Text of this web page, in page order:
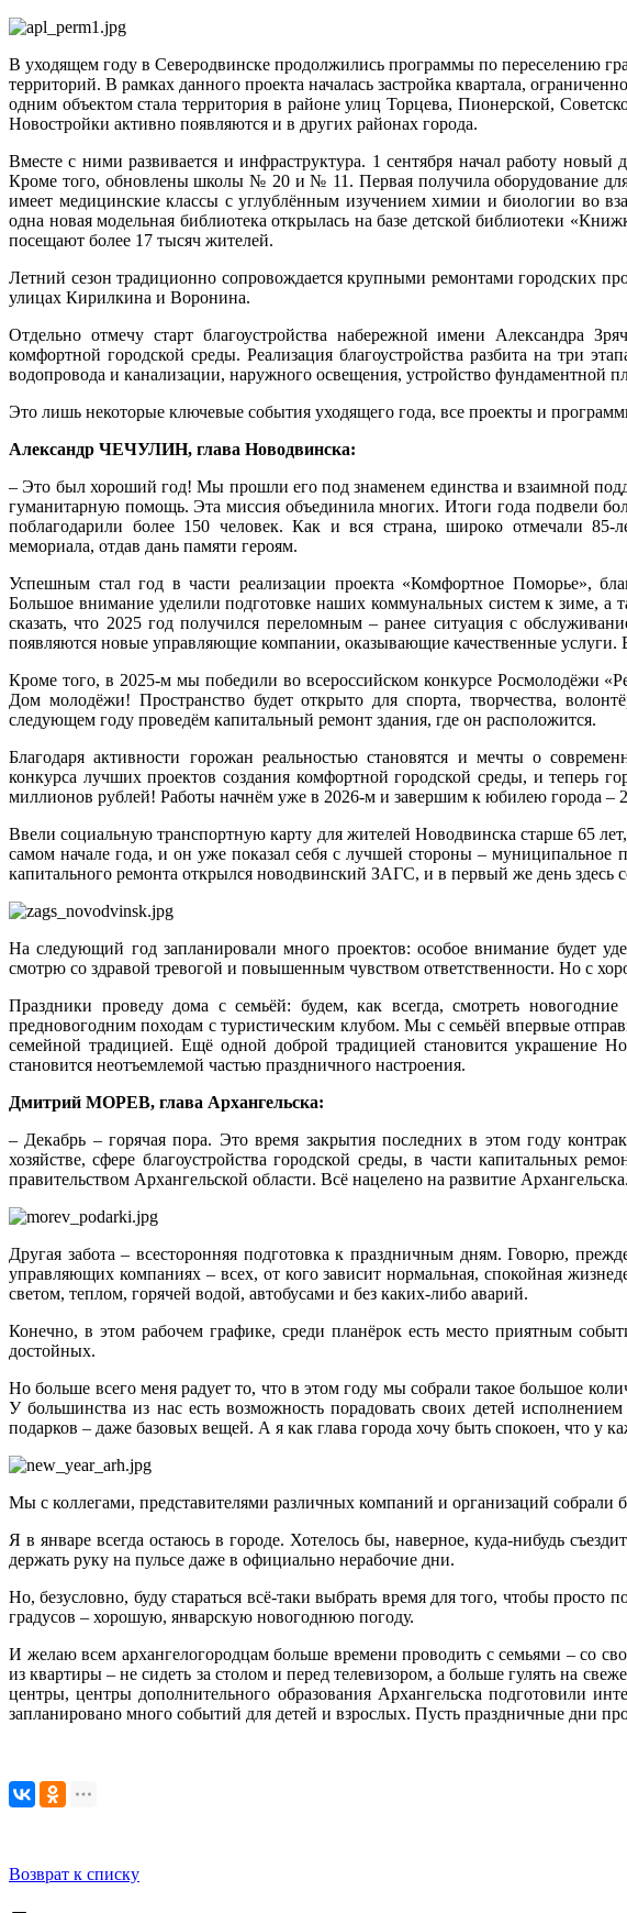
В уходящем году в Северодвинске продолжились программы по переселению
территорий. В рамках данного проекта началась застройка квартала,
одним объектом стала территория в районе улиц Торцева, Пионерской,
Новостройки активно появляются и в других районах города.
Вместе с ними развивается и инфраструктура. 1 сентября начал работу
Кроме того, обновлены школы № 20 и № 11. Первая получила оборудование
имеет медицинские классы с углублённым изучением химии и биологии во
одна новая модельная библиотека открылась на базе детской библиотеки
посещают более 17 тысяч жителей.
Летний сезон традиционно сопровождается крупными ремонтами городских
улицах Кирилкина и Воронина.
Отдельно отмечу старт благоустройства набережной имени Александра
комфортной городской среды. Реализация благоустройства разбита на три
водопровода и канализации, наружного освещения, устройство фундаментной
Это лишь некоторые ключевые события уходящего года, все проекты и
Александр ЧЕЧУЛИН, глава Новодвинска:
– Это был хороший год! Мы прошли его под знаменем единства и взаимной
гуманитарную помощь. Эта миссия объединила многих. Итоги года подвели
поблагодарили более 150 человек. Как и вся страна, широко отмечали
мемориала, отдав дань памяти героям.
Успешным стал год в части реализации проекта «Комфортное Поморье»,
Большое внимание уделили подготовке наших коммунальных систем к зиме,
сказать, что 2025 год получился переломным – ранее ситуация с
появляются новые управляющие компании, оказывающие качественные
Кроме того, в 2025‑м мы победили во всероссийском конкурсе Росмолодёжи
Дом молодёжи! Пространство будет открыто для спорта, творчества,
следующем году проведём капитальный ремонт здания, где он расположится.
Благодаря активности горожан реальностью становятся и мечты о
конкурса лучших проектов создания комфортной городской среды, и теперь
миллионов рублей! Работы начнём уже в 2026‑м и завершим к юбилею города –
Ввели социальную транспортную карту для жителей Новодвинска старше 65
самом начале года, и он уже показал себя с лучшей стороны –
капитального ремонта открылся новодвинский ЗАГС, и в первый же день здесь
На следующий год запланировали много проектов: особое внимание будет
смотрю со здравой тревогой и повышенным чувством ответственности. Но с
Праздники проведу дома с семьёй: будем, как всегда, смотреть
предновогодним походам с туристическим клубом. Мы с семьёй впервые
семейной традицией. Ещё одной доброй традицией становится украшение
становится неотъемлемой частью праздничного настроения.
Дмитрий МОРЕВ, глава Архангельска:
– Декабрь – горячая пора. Это время закрытия последних в этом году
хозяйстве, сфере благоустройства городской среды, в части капитальных
правительством Архангельской области. Всё нацелено на развитие
Другая забота – всесторонняя подготовка к праздничным дням. Говорю,
управляющих компаниях – всех, от кого зависит нормальная, спокойная
светом, теплом, горячей водой, автобусами и без каких‑либо аварий.
Конечно, в этом рабочем графике, среди планёрок есть место приятным
достойных.
Но больше всего меня радует то, что в этом году мы собрали такое большое
У большинства из нас есть возможность порадовать своих детей
подарков – даже базовых вещей. А я как глава города хочу быть спокоен, что у
Мы с коллегами, представителями различных компаний и организаций собрали
Я в январе всегда остаюсь в городе. Хотелось бы, наверное, куда‑нибудь
держать руку на пульсе даже в официально нерабочие дни.
Но, безусловно, буду стараться всё‑таки выбрать время для того, чтобы
градусов – хорошую, январскую новогоднюю погоду.
И желаю всем архангелогородцам больше времени проводить с семьями – со
из квартиры – не сидеть за столом и перед телевизором, а больше гулять на
центры, центры дополнительного образования Архангельска подготовили
запланировано много событий для детей и взрослых. Пусть праздничные дни
Возврат к списку